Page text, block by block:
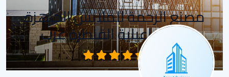
مصنع الرحمة للملابس الجاهزة
الإسماعيلية القنطرة غرب